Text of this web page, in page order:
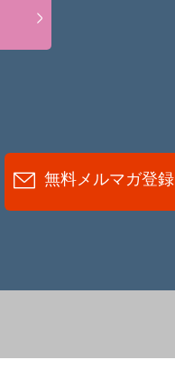
無料メルマガ登録